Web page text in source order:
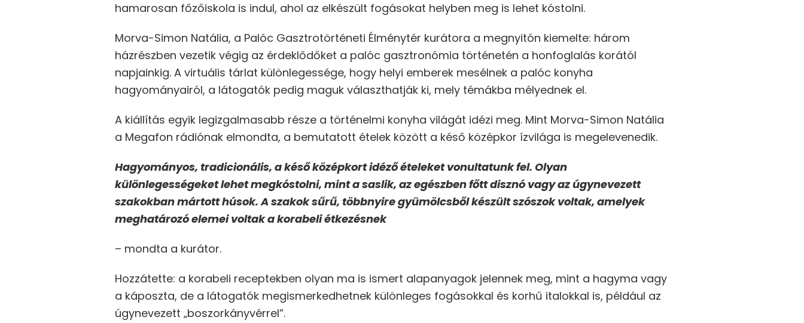
hamarosan főzőiskola is indul, ahol az elkészült fogásokat helyben meg is lehet kóstolni.
Morva-Simon Natália, a Palóc Gasztrotörténeti Élménytér kurátora a megnyitón kiemelte: három
házrészben vezetik végig az érdeklődőket a palóc gasztronómia történetén a honfoglalás korától
napjainkig. A virtuális tárlat különlegessége, hogy helyi emberek mesélnek a palóc konyha
hagyományairól, a látogatók pedig maguk választhatják ki, mely témákba mélyednek el.
A kiállítás egyik legizgalmasabb része a történelmi konyha világát idézi meg. Mint Morva-Simon Natália
a Megafon rádiónak elmondta, a bemutatott ételek között a késő középkor ízvilága is megelevenedik.
Hagyományos, tradicionális, a késő középkort idéző ételeket vonultatunk fel. Olyan
különlegességeket lehet megkóstolni, mint a saslik, az egészben főtt disznó vagy az úgynevezett
szakokban mártott húsok. A szakok sűrű, többnyire gyümölcsből készült szószok voltak, amelyek
meghatározó elemei voltak a korabeli étkezésnek
– mondta a kurátor.
Hozzátette: a korabeli receptekben olyan ma is ismert alapanyagok jelennek meg, mint a hagyma vagy
a káposzta, de a látogatók megismerkedhetnek különleges fogásokkal és korhű italokkal is, például az
úgynevezett „boszorkányvérrel”.